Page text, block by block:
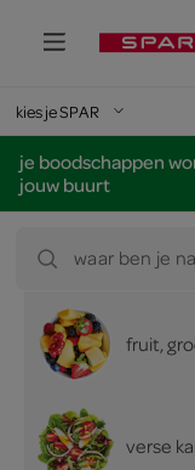
kies je SPAR
je boodschappen
jouw buurt
waar ben je
fruit,
verse